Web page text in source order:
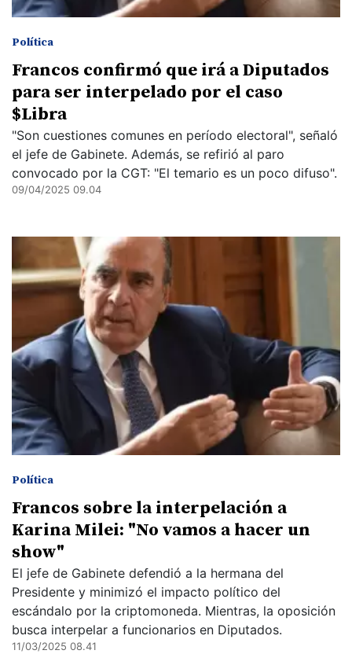
Política
Francos confirmó que irá a Diputados
para ser interpelado por el caso
$Libra
"Son cuestiones comunes en período electoral", señaló
el jefe de Gabinete. Además, se refirió al paro
convocado por la CGT: "El temario es un poco difuso".
09/04/2025 09.04
Política
Francos sobre la interpelación a
Karina Milei: "No vamos a hacer un
show"
El jefe de Gabinete defendió a la hermana del
Presidente y minimizó el impacto político del
escándalo por la criptomoneda. Mientras, la oposición
busca interpelar a funcionarios en Diputados.
11/03/2025 08.41